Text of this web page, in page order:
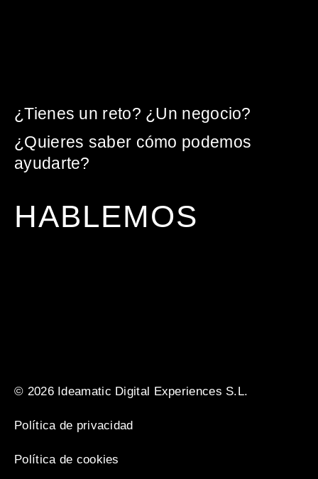
¿Tienes un reto? ¿Un negocio?
¿Quieres saber cómo podemos
ayudarte?
HABLEMOS
© 2026 Ideamatic Digital Experiences S.L.
Política de privacidad
Política de cookies